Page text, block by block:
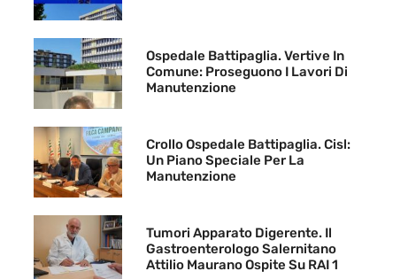
Ospedale Battipaglia. Vertive In
Comune: Proseguono I Lavori Di
Manutenzione
Crollo Ospedale Battipaglia. Cisl:
Un Piano Speciale Per La
Manutenzione
Tumori Apparato Digerente. Il
Gastroenterologo Salernitano
Attilio Maurano Ospite Su RAI 1